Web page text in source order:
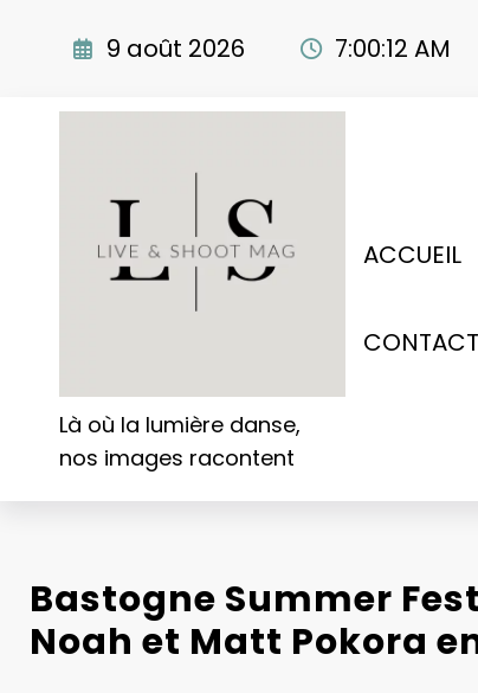
9 août 2026 7:00:13 AM
Là où la lumière danse,
nos images racontent
ACCUEIL
CONTACT
Bastogne Summer
Noah et Matt Pokora